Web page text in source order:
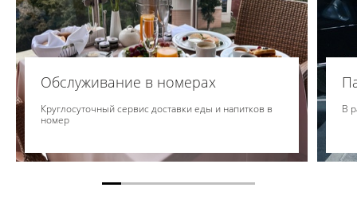
Обслуживание в номерах
Круглосуточный сервис доставки еды и напитков в
номер
В